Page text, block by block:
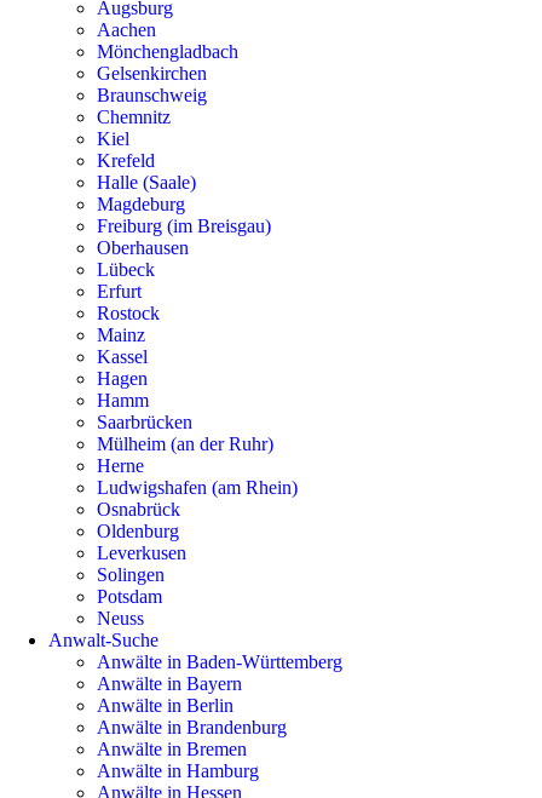
Augsburg
Aachen
Mönchengladbach
Gelsenkirchen
Braunschweig
Chemnitz
Kiel
Krefeld
Halle (Saale)
Magdeburg
Freiburg (im Breisgau)
Oberhausen
Lübeck
Erfurt
Rostock
Mainz
Kassel
Hagen
Hamm
Saarbrücken
Mülheim (an der Ruhr)
Herne
Ludwigshafen (am Rhein)
Osnabrück
Oldenburg
Leverkusen
Solingen
Potsdam
Neuss
Anwalt-Suche
Anwälte in Baden-Württemberg
Anwälte in Bayern
Anwälte in Berlin
Anwälte in Brandenburg
Anwälte in Bremen
Anwälte in Hamburg
Anwälte in Hessen